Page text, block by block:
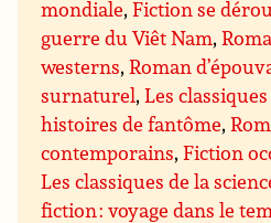
mondiale,Fiction se
guerre du Viêt Nam,
westerns,Roman
surnaturel,Les
histoires de fantôme,
contemporains,Fiction
Les classiques de la
fiction : voyage dans le